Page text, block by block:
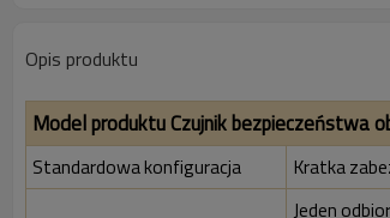
Opis produktu
Model produktu Czujnik bezpieczeństwa
Standardowa konfiguracja Kratka
Jeden